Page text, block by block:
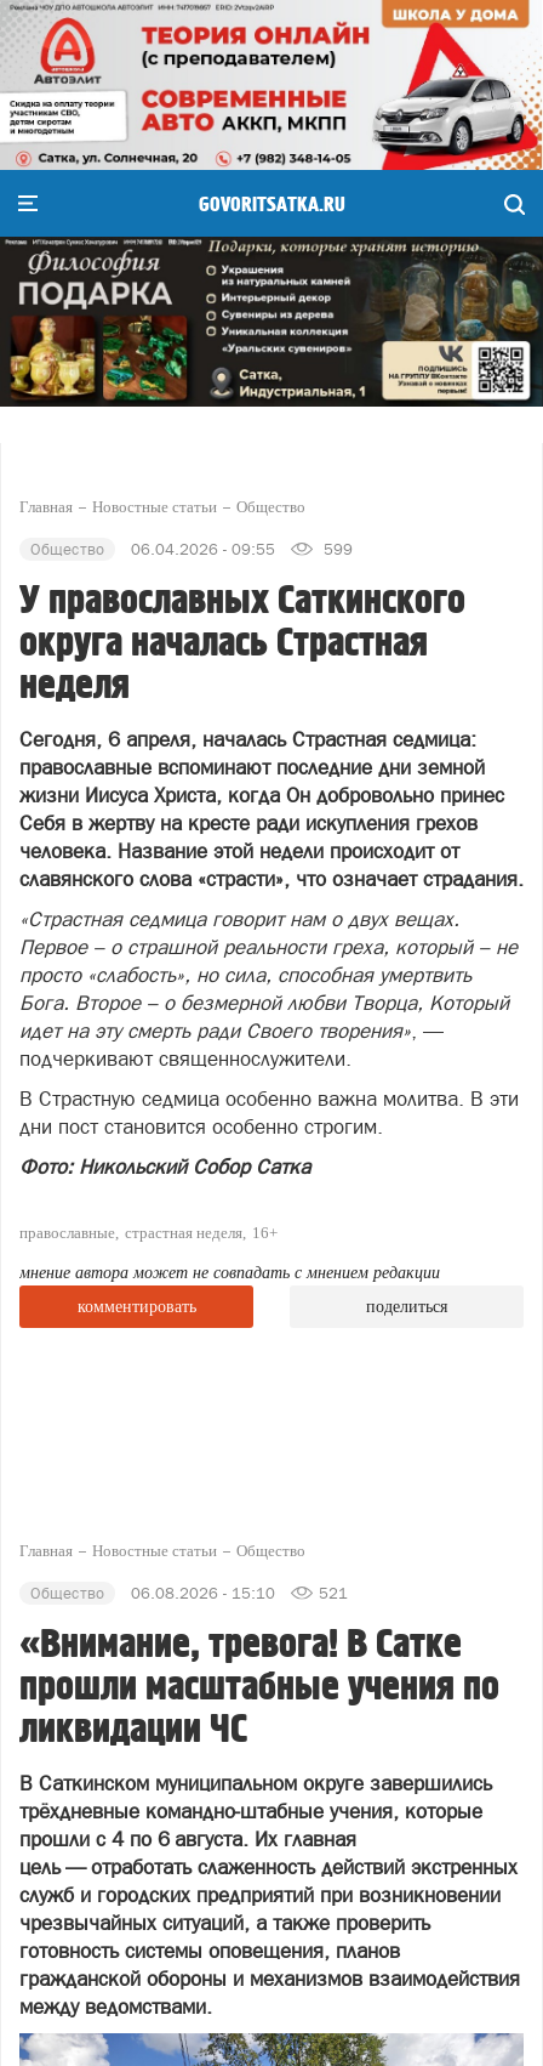
GOVORITSATKA.RU
Главная Новостные статьи Общество
Общество 06.04.2026 - 09:55 599
У православных Саткинского
округа началась Страстная
неделя
Сегодня, 6 апреля, началась Страстная седмица:
православные вспоминают последние дни земной
жизни Иисуса Христа, когда Он добровольно принес
Себя в жертву на кресте ради искупления грехов
человека. Название этой недели происходит от
славянского слова «страсти», что означает страдания.
«Страстная седмица говорит нам о двух вещах.
Первое – о страшной реальности греха, который – не
просто «слабость», но сила, способная умертвить
Бога. Второе – о безмерной любви Творца, Который
идет на эту смерть ради Своего творения», —
подчеркивают священнослужители.
В Страстную седмица особенно важна молитва. В эти
дни пост становится особенно строгим.
Фото: Никольский Собор Сатка
православные страстная неделя 16+
мнение автора может не совпадать с мнением редакции
комментировать
поделиться
Главная Новостные статьи Общество
Общество 06.08.2026 - 15:10 521
«Внимание, тревога! В Сатке
прошли масштабные учения по
ликвидации ЧС
В Саткинском муниципальном округе завершились
трёхдневные командно‑штабные учения, которые
прошли с 4 по 6 августа. Их главная
цель — отработать слаженность действий экстренных
служб и городских предприятий при возникновении
чрезвычайных ситуаций, а также проверить
готовность системы оповещения, планов
гражданской обороны и механизмов взаимодействия
между ведомствами.